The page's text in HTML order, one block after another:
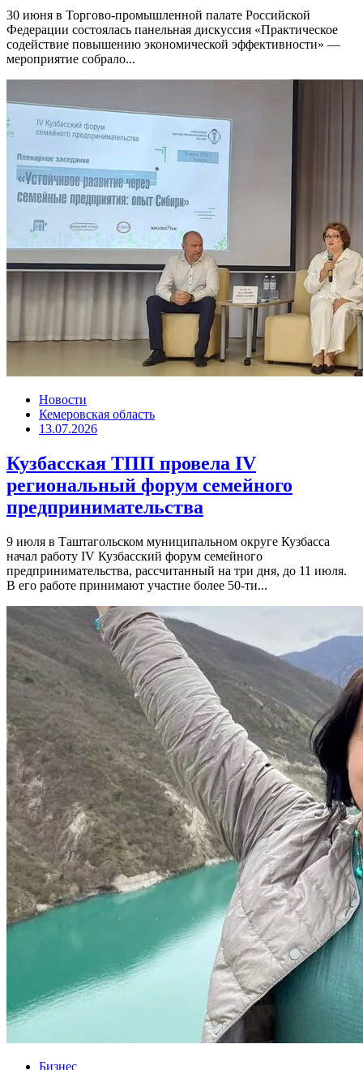
30 июня в Торгово-промышленной палате Российской
Федерации состоялась панельная дискуссия «Практическое
содействие повышению экономической эффективности» —
мероприятие собрало...
Новости
Кемеровская область
13.07.2026
Кузбасская ТПП провела IV
региональный форум семейного
предпринимательства
9 июля в Таштагольском муниципальном округе Кузбасса
начал работу IV Кузбасский форум семейного
предпринимательства, рассчитанный на три дня, до 11 июля.
В его работе принимают участие более 50-ти...
Бизнес